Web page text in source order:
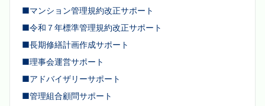
■マンション管理規約改正サポート
■令和７年標準管理規約改正サポート
■長期修繕計画作成サポート
■理事会運営サポート
■アドバイザリーサポート
■管理組合顧問サポート